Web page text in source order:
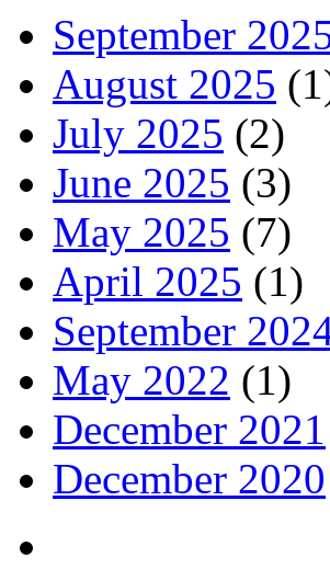
September
August 2025
July 2025 (2)
June 2025 (3)
May 2025 (7)
April 2025 (1)
September
May 2022 (1)
December 2021
December 2020